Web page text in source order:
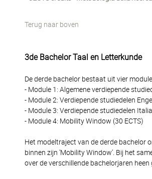
Terug naar boven
3de Bachelor Taal en Letterkunde
De derde bachelor bestaat uit vier
- Module 1: Algemene verdiepende
- Module 2: Verdiepende studiedelen
- Module 3: Verdiepende studiedelen
- Module 4: Mobility Window (30 ECTS)
Het modeltraject van de derde bachelor
binnen zijn 'Mobility Window'. Bij het
over de verschillende bachelorjaren heen